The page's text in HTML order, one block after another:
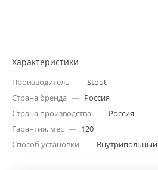
Характеристики
Производитель — Stout
Страна бренда — Россия
Страна производства — Россия
Гарантия, мес — 120
Способ установки — Внутрипольный